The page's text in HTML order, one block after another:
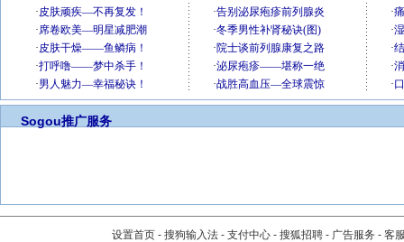
Sogou推广服务
设置首页 - 搜狗输入法 - 支付中心 - 搜狐招聘 - 广告服务 - 客